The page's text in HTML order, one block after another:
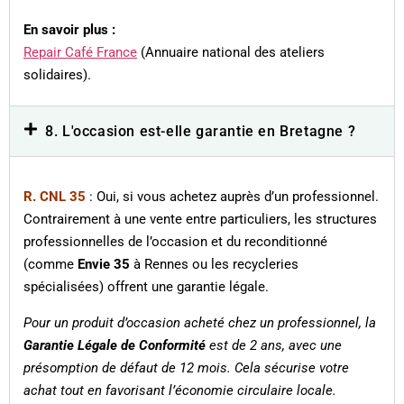
En savoir plus :
Repair Café France (Annuaire national des ateliers
solidaires).
8. L'occasion est-elle garantie en Bretagne ?
R. CNL 35 : Oui, si vous achetez auprès d’un professionnel.
Contrairement à une vente entre particuliers, les structures
professionnelles de l’occasion et du reconditionné
(comme Envie 35 à Rennes ou les recycleries
spécialisées) offrent une garantie légale.
Pour un produit d’occasion acheté chez un professionnel, la
Garantie Légale de Conformité est de 2 ans, avec une
présomption de défaut de 12 mois. Cela sécurise votre
achat tout en favorisant l’économie circulaire locale.